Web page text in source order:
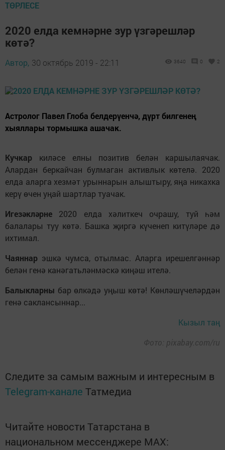
ТӨРЛЕСЕ
2020 елда кемнәрне зур үзгәрешләр
көтә?
Автор, 30 октябрь 2019 - 22:11 3640 0 2
Астролог Павел Глоба белдерүенчә, дүрт билгенең
хыяллары тормышка ашачак.
Кучкар киләсе елны позитив белән каршылаячак.
Алардан беркайчан булмаган активлык көтелә. 2020
елда аларга хезмәт урыннарын алыштыру, яңа никахка
керү өчен уңай шартлар туачак.
Игезәкләрне 2020 елда хәлиткеч очрашу, туй һәм
балалары туу көтә. Башка җиргә күченеп китүләре дә
ихтимал.
Чаяннар эшкә чумса, отылмас. Аларга ирешелгәннәр
белән генә канәгатьләнмәскә киңәш ителә.
Балыкларны бар өлкәдә уңыш көтә! Көнләшүчеләрдән
генә саклансыннар...
Кызыл таң
Фото: pixabay.com/ru
Следите за самым важным и интересным в
Telegram-канале Татмедиа
Читайте новости Татарстана в
национальном мессенджере MАХ: